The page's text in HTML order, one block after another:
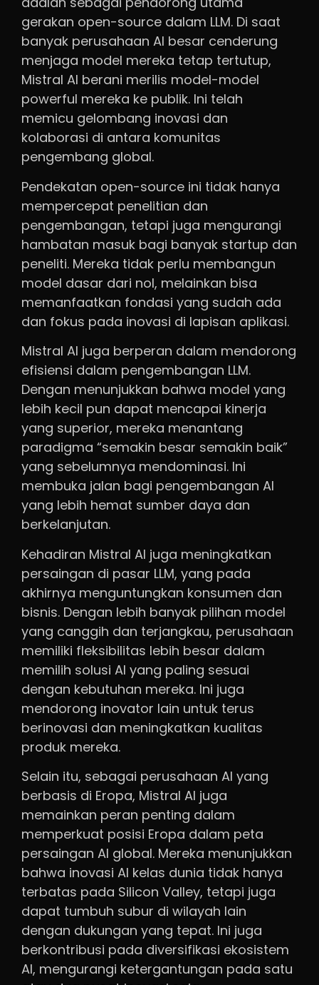
gerakan open-source dalam LLM. Di saat
banyak perusahaan AI besar cenderung
menjaga model mereka tetap tertutup,
Mistral AI berani merilis model-model
powerful mereka ke publik. Ini telah
memicu gelombang inovasi dan
kolaborasi di antara komunitas
pengembang global.
Pendekatan open-source ini tidak hanya
mempercepat penelitian dan
pengembangan, tetapi juga mengurangi
hambatan masuk bagi banyak startup dan
peneliti. Mereka tidak perlu membangun
model dasar dari nol, melainkan bisa
memanfaatkan fondasi yang sudah ada
dan fokus pada inovasi di lapisan aplikasi.
Mistral AI juga berperan dalam mendorong
efisiensi dalam pengembangan LLM.
Dengan menunjukkan bahwa model yang
lebih kecil pun dapat mencapai kinerja
yang superior, mereka menantang
paradigma “semakin besar semakin baik”
yang sebelumnya mendominasi. Ini
membuka jalan bagi pengembangan AI
yang lebih hemat sumber daya dan
berkelanjutan.
Kehadiran Mistral AI juga meningkatkan
persaingan di pasar LLM, yang pada
akhirnya menguntungkan konsumen dan
bisnis. Dengan lebih banyak pilihan model
yang canggih dan terjangkau, perusahaan
memiliki fleksibilitas lebih besar dalam
memilih solusi AI yang paling sesuai
dengan kebutuhan mereka. Ini juga
mendorong inovator lain untuk terus
berinovasi dan meningkatkan kualitas
produk mereka.
Selain itu, sebagai perusahaan AI yang
berbasis di Eropa, Mistral AI juga
memainkan peran penting dalam
memperkuat posisi Eropa dalam peta
persaingan AI global. Mereka menunjukkan
bahwa inovasi AI kelas dunia tidak hanya
terbatas pada Silicon Valley, tetapi juga
dapat tumbuh subur di wilayah lain
dengan dukungan yang tepat. Ini juga
berkontribusi pada diversifikasi ekosistem
AI, mengurangi ketergantungan pada satu